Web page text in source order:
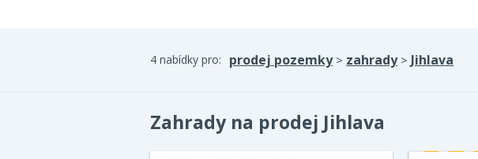
4 nabídky pro: prodej pozemky> zahrady> Jihlava
Zahrady na prodej Jihlava